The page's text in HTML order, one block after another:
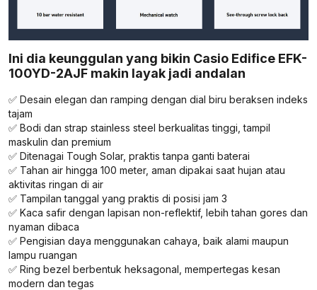
Ini dia keunggulan yang bikin Casio Edifice EFK-
100YD-2AJF makin layak jadi andalan
✅ Desain elegan dan ramping dengan dial biru beraksen indeks
tajam
✅ Bodi dan strap stainless steel berkualitas tinggi, tampil
maskulin dan premium
✅ Ditenagai Tough Solar, praktis tanpa ganti baterai
✅ Tahan air hingga 100 meter, aman dipakai saat hujan atau
aktivitas ringan di air
✅ Tampilan tanggal yang praktis di posisi jam 3
✅ Kaca safir dengan lapisan non-reflektif, lebih tahan gores dan
nyaman dibaca
✅ Pengisian daya menggunakan cahaya, baik alami maupun
lampu ruangan
✅ Ring bezel berbentuk heksagonal, mempertegas kesan
modern dan tegas